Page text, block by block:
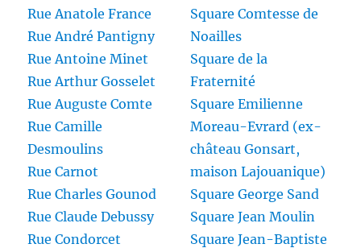
Rue Anatole France
Rue André Pantigny
Rue Antoine Minet
Rue Arthur Gosselet
Rue Auguste Comte
Rue Camille
Desmoulins
Rue Carnot
Rue Charles Gounod
Rue Claude Debussy
Rue Condorcet
Square Comtesse de
Noailles
Square de la
Fraternité
Square Emilienne
Moreau-Evrard (ex-
château Gonsart,
maison Lajouanique)
Square George Sand
Square Jean Moulin
Square Jean-Baptiste